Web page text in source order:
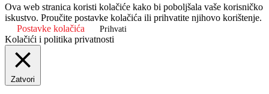
Ova web stranica koristi kolačiće kako bi poboljšala vaše korisničko
iskustvo. Proučite postavke kolačića ili prihvatite njihovo korištenje.
Postavke kolačića
Prihvati
Kolačići i politika privatnosti
Zatvori